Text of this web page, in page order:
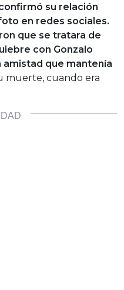
su relación
en redes sociales.
que se tratara de
con Gonzalo
amistad que mantenía
muerte, cuando era